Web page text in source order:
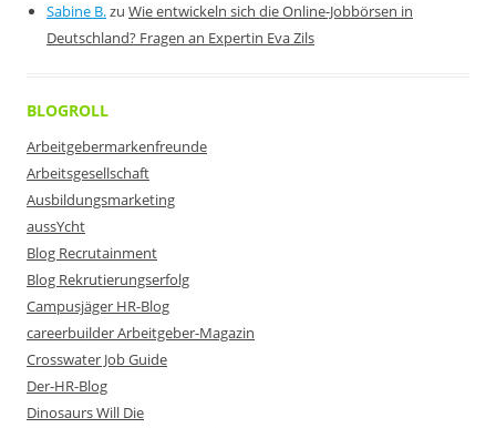
Sabine B.zu Wie entwickeln sich die Online-Jobbörsen in
Deutschland? Fragen an Expertin Eva Zils
BLOGROLL
Arbeitgebermarkenfreunde
Arbeitsgesellschaft
Ausbildungsmarketing
aussYcht
Blog Recrutainment
Blog Rekrutierungserfolg
Campusjäger HR-Blog
careerbuilder Arbeitgeber-Magazin
Crosswater Job Guide
Der-HR-Blog
Dinosaurs Will Die